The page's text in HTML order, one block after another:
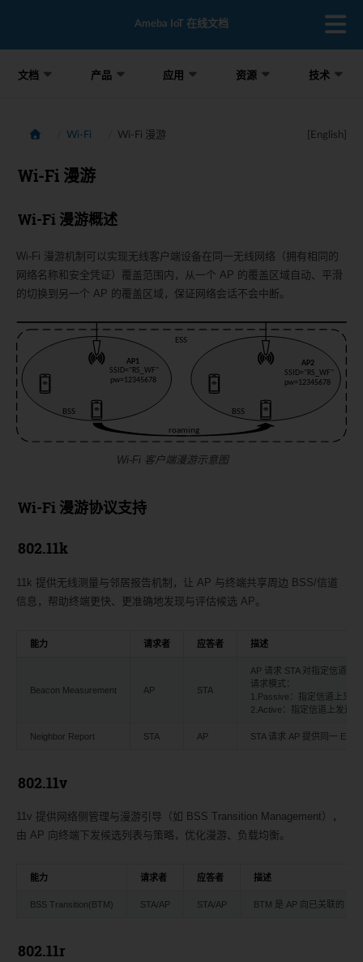
Ameba IoT 在线文档
文档 产品 应用 资源 技术
Wi-Fi Wi-Fi 漫游 [English]
Wi-Fi 漫游
Wi-Fi 漫游概述
Wi-Fi 漫游机制可以实现无线客户端设备在同一无线网络（拥有相同的
网络名称和安全凭证）覆盖范围内，从一个 AP 的覆盖区域自动、平滑
的切换到另一个 AP 的覆盖区域，保证网络会话不会中断。
Wi-Fi 客户端漫游示意图
Wi-Fi 漫游协议支持
802.11k
11k 提供无线测量与邻居报告机制，让 AP 与终端共享周边 BSS/信道
信息，帮助终端更快、更准确地发现与评估候选 AP。
能力 请求者 应答者 描述
Beacon Measurement AP STA
AP 请求 STA 对指定信道/
请求模式：
1.Passive：指定信道上只
2.Active：指定信道上发送
Neighbor Report STA AP STA 请求 AP 提供同一
802.11v
11v 提供网络侧管理与漫游引导（如 BSS Transition Management），
由 AP 向终端下发候选列表与策略，优化漫游、负载均衡。
能力 请求者 应答者 描述
BSS Transition(BTM) STA/AP STA/AP BTM 是 AP 向已关联的
802.11r